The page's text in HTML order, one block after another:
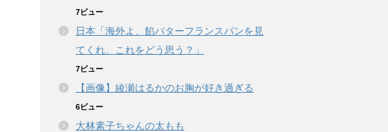
7ビュー
日本「海外よ、餡バターフランスパンを見
てくれ、これをどう思う？」
7ビュー
【画像】綾瀬はるかのお胸が好き過ぎる
6ビュー
大林素子ちゃんの太もも